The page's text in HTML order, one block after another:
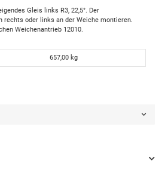
Gleis links R3, 22,5°. Der
rechts oder links an der Weiche montieren.
Weichenantrieb 12010.
657,00 kg